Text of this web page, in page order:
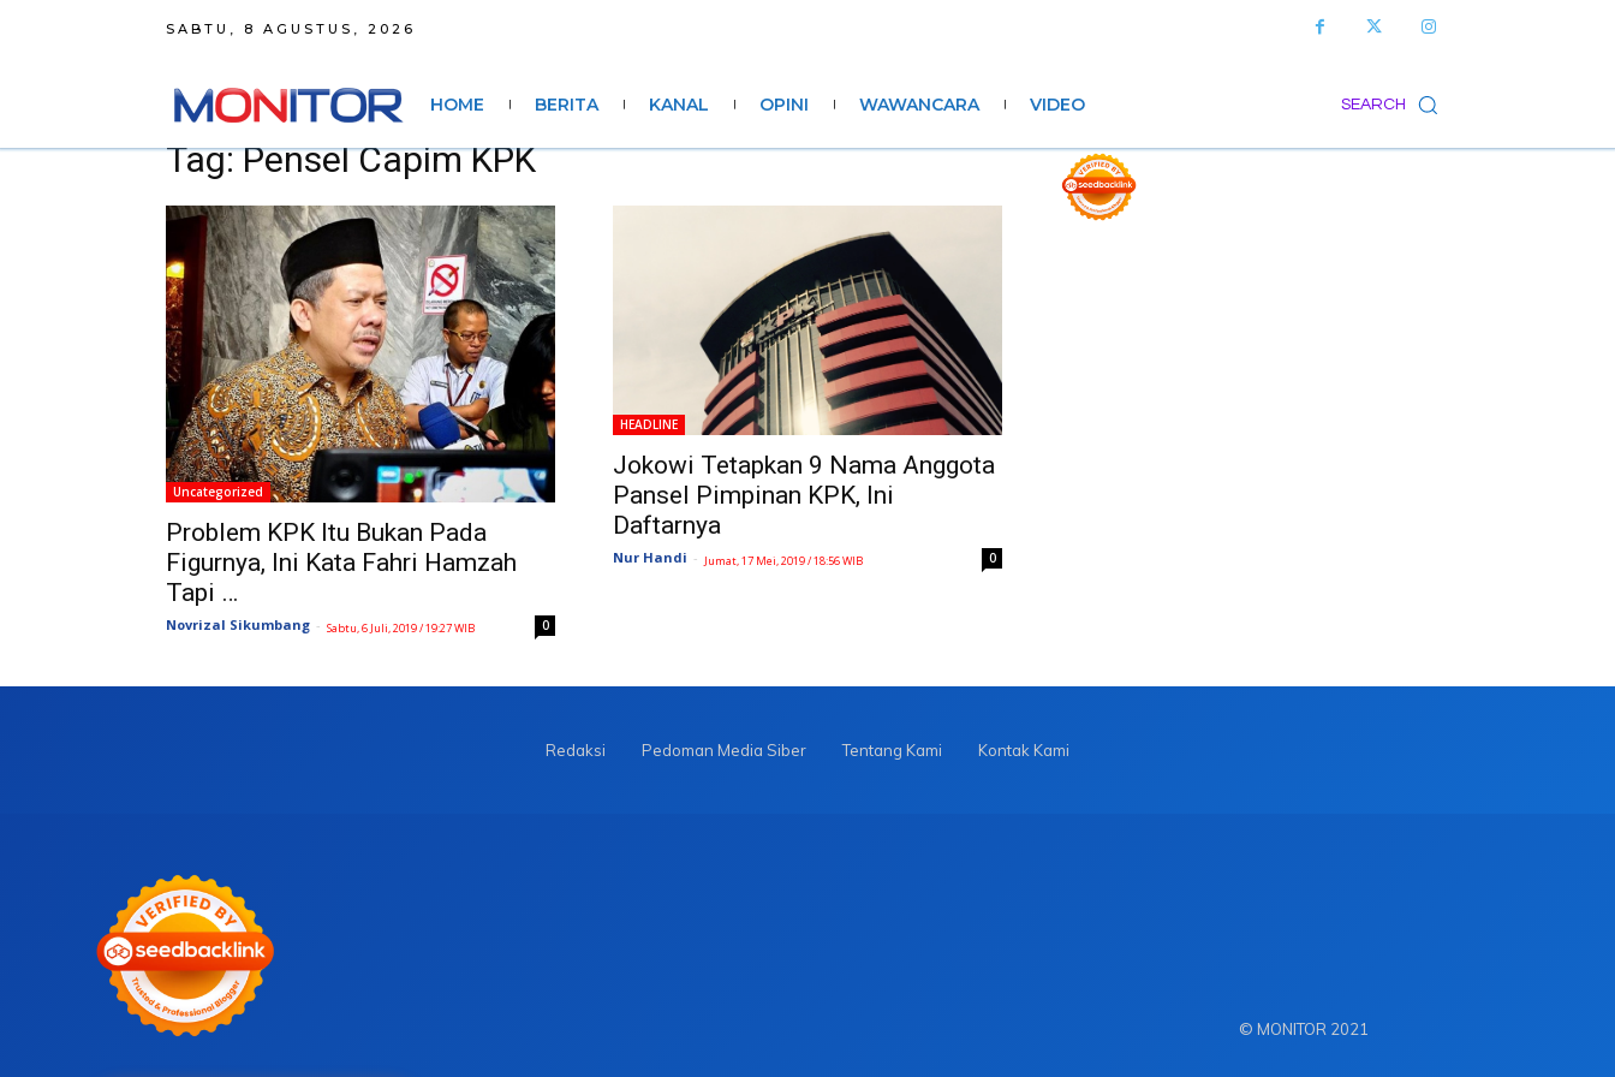
SABTU, 8 AGUSTUS, 2026
SEARCH
HOME BERITA KANAL OPINI WAWANCARA VIDEO
Tag: Pensel Capim KPK
Uncategorized
Problem KPK Itu Bukan Pada
Figurnya, Ini Kata Fahri Hamzah
Tapi …
Novrizal Sikumbang - Sabtu, 6 Juli, 2019 / 19:27 WIB 0
HEADLINE
Jokowi Tetapkan 9 Nama Anggota
Pansel Pimpinan KPK, Ini
Daftarnya
Nur Handi - Jumat, 17 Mei, 2019 / 18:56 WIB 0
Redaksi Pedoman Media Siber Tentang Kami Kontak Kami
© MONITOR 2021